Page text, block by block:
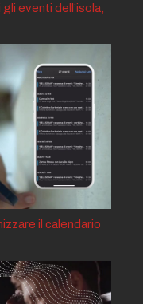
eventi dell’isola,
il calendario